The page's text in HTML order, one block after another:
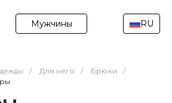
Мужчины RU
/ Для него / Брюки
/